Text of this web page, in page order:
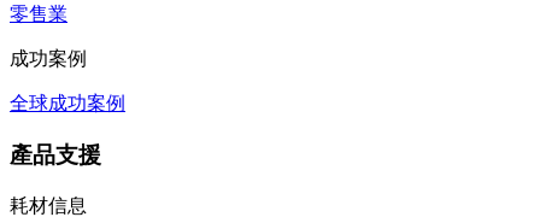
零售業
成功案例
全球成功案例
產品支援
耗材信息